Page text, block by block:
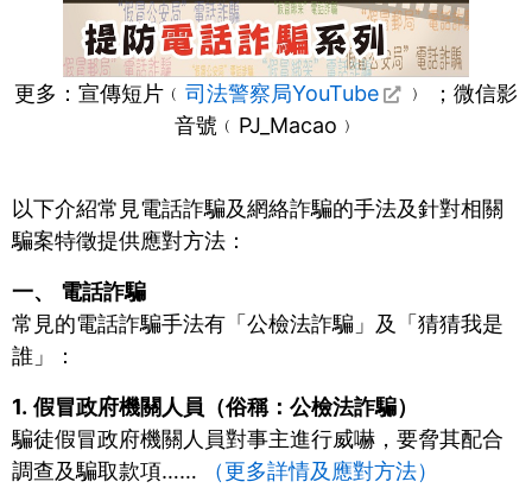
更多：宣傳短片﹙ 司法警察局YouTube
﹚ ；微信影
音號﹙PJ_Macao﹚
以下介紹常見電話詐騙及網絡詐騙的手法及針對相關
騙案特徵提供應對方法：
一、
電話詐騙
常見的電話詐騙手法有「公檢法詐騙」及「猜猜我是
誰」：
1. 假冒政府機關人員（俗稱：公檢法詐騙）
騙徒假冒政府機關人員對事主進行威嚇，要脅其配合
調查及騙取款項……
（更多詳情及應對方法）